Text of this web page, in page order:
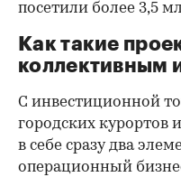
посетили более 3,5
Как такие
коллективным
С инвестиционной
городских курортов
в себе сразу два
операционный